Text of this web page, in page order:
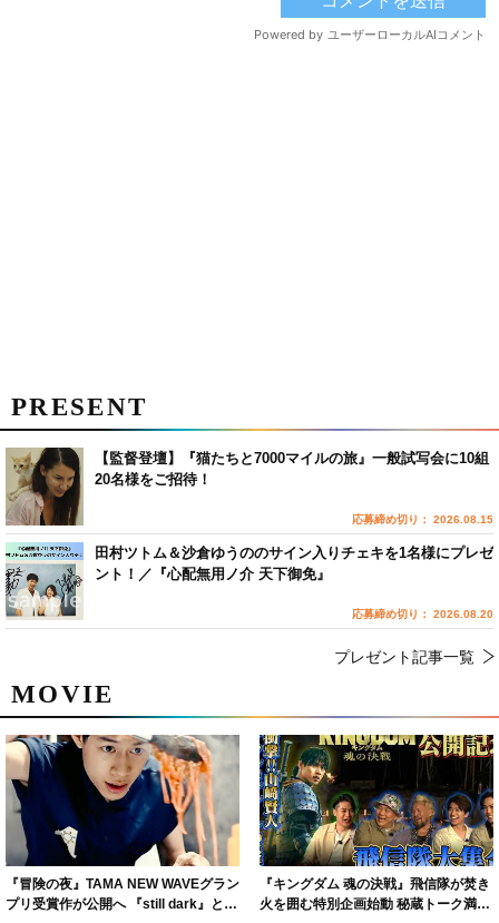
MOVIE
『冒険の夜』TAMA NEW WAVEグラン
プリ受賞作が公開へ 『still dark』と同
『キングダム 魂の決戦』飛信隊が焚き
火を囲む特別企画始動 秘蔵トーク満載
PRESENT
【監督登壇】『猫たちと7000マイルの旅』一般試写会に10組
20名様をご招待！
応募締め切り： 2026.08.15
田村ツトム＆沙倉ゆうののサイン入りチェキを1名様にプレゼ
ント！／『心配無用ノ介 天下御免』
応募締め切り： 2026.08.20
プレゼント記事一覧